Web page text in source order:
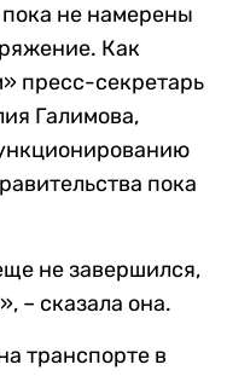
пока не намерены
Как
пресс-секретарь
Галимова,
пока
не завершился,
– сказала она.
транспорте в